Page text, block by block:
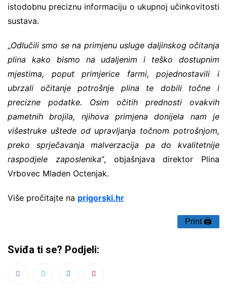
istodobnu preciznu informaciju o ukupnoj učinkovitosti
sustava.
„Odlučili smo se na primjenu usluge daljinskog očitanja
plina kako bismo na udaljenim i teško dostupnim
mjestima, poput primjerice farmi, pojednostavili i
ubrzali očitanje potrošnje plina te dobili točne i
precizne podatke. Osim očitih prednosti ovakvih
pametnih brojila, njihova primjena donijela nam je
višestruke uštede od upravljanja točnom potrošnjom,
preko sprječavanja malverzacija pa do kvalitetnije
raspodjele zaposlenika“, objašnjava direktor Plina
Vrbovec Mladen Octenjak.
Više pročitajte na prigorski.hr
Print 🖨
Sviđa ti se? Podjeli: